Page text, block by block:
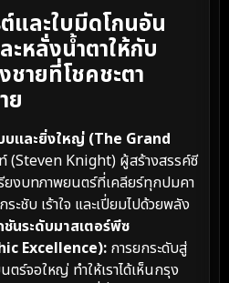
และใบมีดโกนอัน
หลั่งน้ำตาให้กับ
ายที่โชคชะตา
ย
และยิ่งใหญ่ (The Grand
(Steven Knight) ผู้สร้างสรรค์ซี
ยงบทภาพยนตร์ที่เคลียร์ทุกปมคา
ะชับ เร้าใจ และเปี่ยมไปด้วยพลัง
นระดับมาสเตอร์พีซ
Excellence): การยกระดับสู่
ตร์จอใหญ่ ทำให้เราได้เห็นกรุง